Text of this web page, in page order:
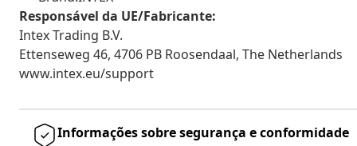
Responsável da UE/Fabricante:
Intex Trading B.V.
Ettenseweg 46, 4706 PB Roosendaal, The Netherlands
www.intex.eu/support
Informações sobre segurança e conformidade